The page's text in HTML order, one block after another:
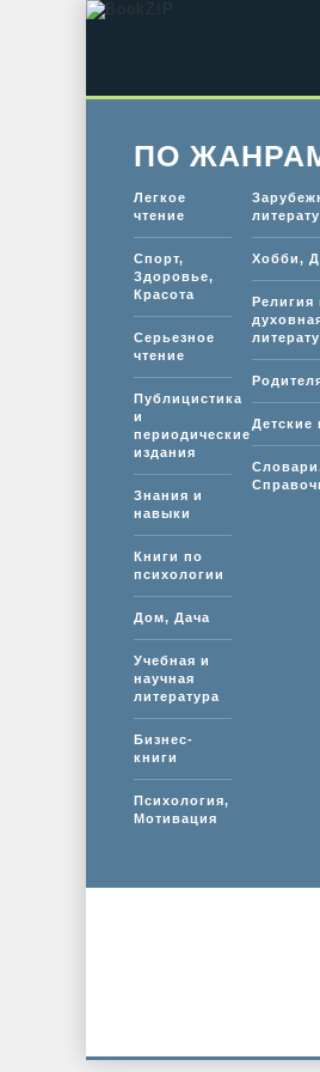
ПО
Легкое
чтение
Спорт,
Здоровье,
Красота
Серьезное
чтение
Публицистика
и
периодические
издания
Знания и
навыки
Книги по
психологии
Дом, Дача
Учебная и
научная
литература
Бизнес-
книги
Психология,
Мотивация
Хобби,
Религия
Детские